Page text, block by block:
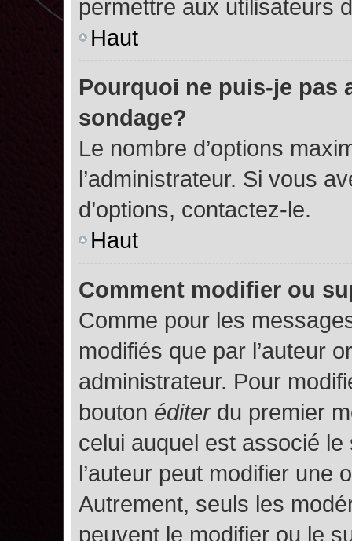
permettre aux utilisateurs
Haut
Pourquoi ne puis-je pas
sondage?
Le nombre d’options
l’administrateur. Si vous
d’options, contactez-le.
Haut
Comment modifier ou
Comme pour les
modifiés que par l’auteur
administrateur. Pour
bouton éditerdu premier
celui auquel est associé le
l’auteur peut modifier une
Autrement, seuls les
peuvent le modifier ou le